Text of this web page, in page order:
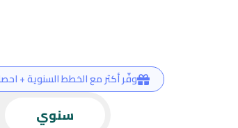
وفّر أكثر مع الخطط السنوية +
سنوي